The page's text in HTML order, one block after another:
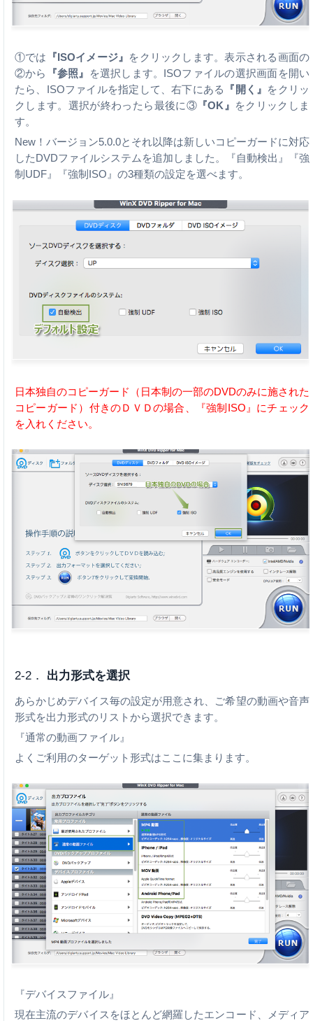
①では 『ISOイメージ』 をクリックします。表示される画面の
②から
『参照』
を選択します。ISOファイルの選択画面を開い
たら、ISOファイルを指定して、右下にある
『開く』 をクリッ
クします。選択が終わったら最後に③『OK』 をクリックしま
す。
New！バージョン5.0.0とそれ以降は新しいコピーガードに対応
したDVDファイルシステムを追加しました。『自動検出』『強
制UDF』『強制ISO』の3種類の設定を選べます。
日本独自のコピーガード（日本制の一部のDVDのみに施された
コピーガード）付きのＤＶＤの場合、『強制ISO』にチェック
を入れください。
2-2． 出力形式を選択
あらかじめデバイス毎の設定が用意され、ご希望の動画や音声
形式を出力形式のリストから選択できます。
『通常の動画ファイル』
よくご利用のターゲット形式はここに集まります。
『デバイスファイル』
現在主流のデバイスをほとんど網羅したエンコード、メディア